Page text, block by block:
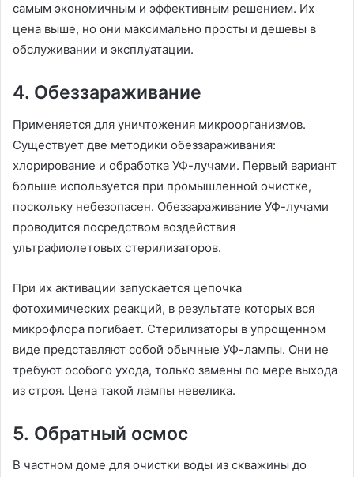
самым экономичным и эффективным решением. Их
цена выше, но они максимально просты и дешевы в
обслуживании и эксплуатации.
4. Обеззараживание
Применяется для уничтожения микроорганизмов.
Существует две методики обеззараживания:
хлорирование и обработка УФ-лучами. Первый вариант
больше используется при промышленной очистке,
поскольку небезопасен. Обеззараживание УФ-лучами
проводится посредством воздействия
ультрафиолетовых стерилизаторов.
При их активации запускается цепочка
фотохимических реакций, в результате которых вся
микрофлора погибает. Стерилизаторы в упрощенном
виде представляют собой обычные УФ-лампы. Они не
требуют особого ухода, только замены по мере выхода
из строя. Цена такой лампы невелика.
5. Обратный осмос
В частном доме для очистки воды из скважины до